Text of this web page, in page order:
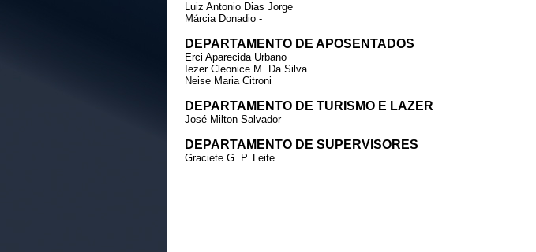
Luiz Antonio Dias Jorge
Márcia Donadio -
DEPARTAMENTO DE APOSENTADOS
Erci Aparecida Urbano
Iezer Cleonice M. Da Silva
Neise Maria Citroni
DEPARTAMENTO DE TURISMO E LAZER
José Milton Salvador
DEPARTAMENTO DE SUPERVISORES
Graciete G. P. Leite